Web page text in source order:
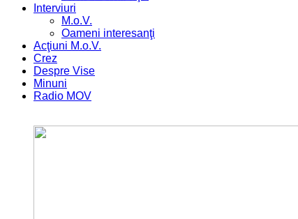
Interviuri
M.o.V.
Oameni interesanţi
Acţiuni M.o.V.
Crez
Despre Vise
Minuni
Radio MOV